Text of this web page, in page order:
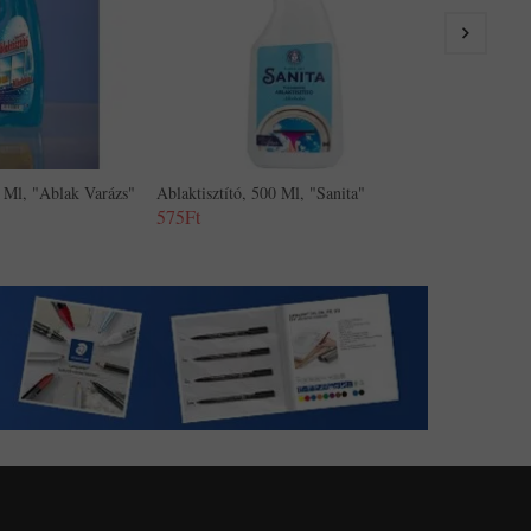
"Ablak Varázs" Ablaktisztító, 500 Ml, "Sanita"
575Ft